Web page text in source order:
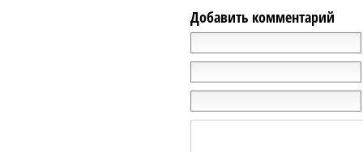
Добавить комментарий